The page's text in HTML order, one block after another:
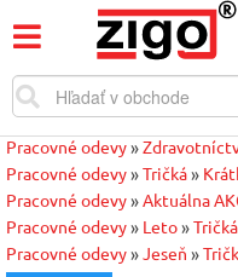
Pracovné odevy»
Pracovné odevy»Tričká»
Pracovné odevy»Aktuálna
Pracovné odevy» Leto»Tričká
Pracovné odevy»Jeseň »